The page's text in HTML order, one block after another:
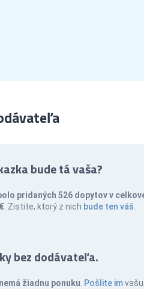
bude tá vaša?
pridaných 526 dopytov v
. Zistite, ktorý z nich bude ten váš
bez dodávateľa.
žiadnu ponuku Pošlite imvašu